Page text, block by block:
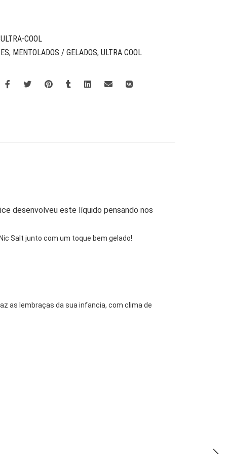
COOL
, MENTOLADOS / GELADOS, ULTRA COOL
desenvolveu este líquido pensando nos
Salt junto com um toque bem gelado!
as lembraças da sua infancia, com clima de